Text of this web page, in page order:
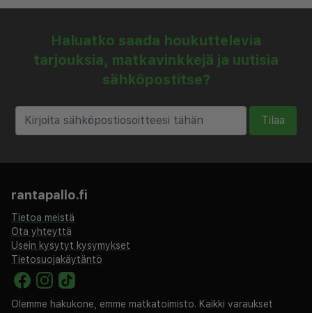
Haluatko saada houkuttelevia
tarjouksia, matkavinkkejä ja uutisia
sähköpostitse?
Tilaa
rantapallo.fi
Tietoa meistä
Ota yhteyttä
Usein kysytyt kysymykset
Tietosuojakäytäntö
Olemme hakukone, emme matkatoimisto. Kaikki varaukset